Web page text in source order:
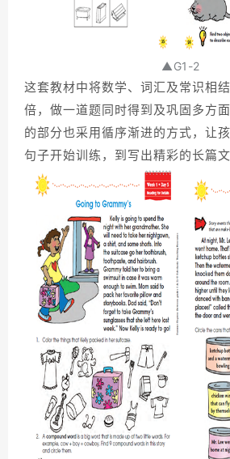
▲G1-2
这套教材中将数学、词汇及常识相
倍，做一道题同时得到及巩固多方
的部分也采用循序渐进的方式，让
句子开始训练，到写出精彩的长篇文